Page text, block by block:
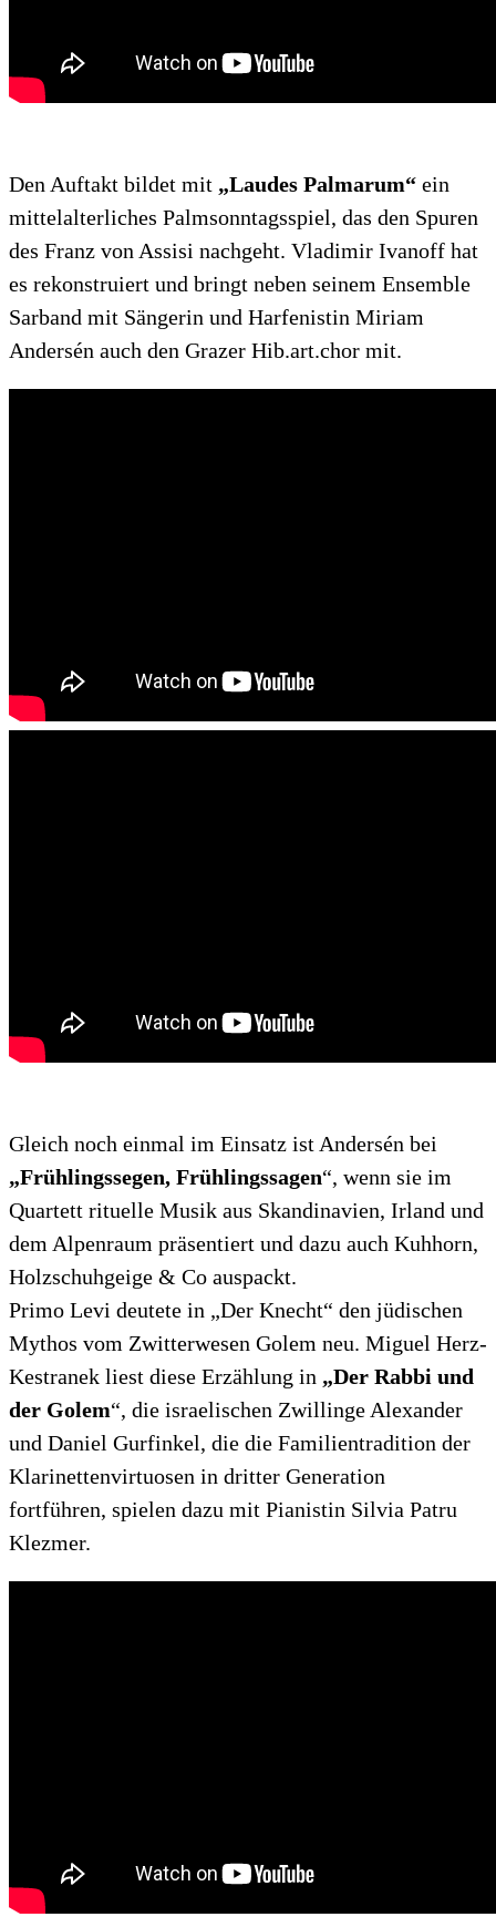
Den Auftakt bildet mit „Laudes Palmarum“ ein
mittelalterliches Palmsonntagsspiel, das den Spuren
des Franz von Assisi nachgeht. Vladimir Ivanoff hat
es rekonstruiert und bringt neben seinem Ensemble
Sarband mit Sängerin und Harfenistin Miriam
Andersén auch den Grazer Hib.art.chor mit.
Gleich noch einmal im Einsatz ist Andersén bei
„Frühlingssegen, Frühlingssagen“, wenn sie im
Quartett rituelle Musik aus Skandinavien, Irland und
dem Alpenraum präsentiert und dazu auch Kuhhorn,
Holzschuhgeige & Co auspackt.
Primo Levi deutete in „Der Knecht“ den jüdischen
Mythos vom Zwitterwesen Golem neu. Miguel Herz-
Kestranek liest diese Erzählung in „Der Rabbi und
der Golem“, die israelischen Zwillinge Alexander
und Daniel Gurfinkel, die die Familientradition der
Klarinettenvirtuosen in dritter Generation
fortführen, spielen dazu mit Pianistin Silvia Patru
Klezmer.